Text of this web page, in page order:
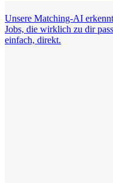
Unsere Matching-AI
Jobs, die wirklich zu dir
einfach, direkt.